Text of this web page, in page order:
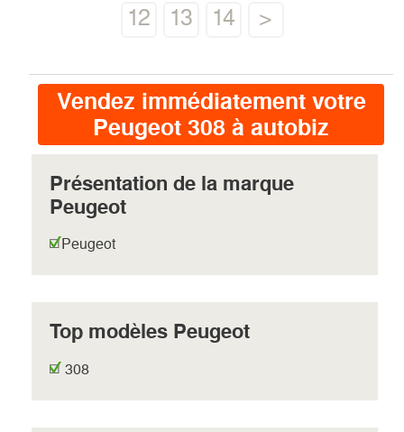
12
13 14 >
Vendez immédiatement votre
Peugeot 308 à autobiz
Présentation de la marque
Peugeot
Peugeot
Top modèles Peugeot
308